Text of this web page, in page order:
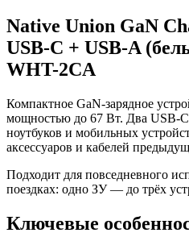
Native Union GaN
USB‑C + USB‑A
WHT-2CA
Компактное GaN‑зарядное
мощностью до 67 Вт. Два USB‑C
ноутбуков и мобильных
аксессуаров и кабелей
Подходит для повседневного
поездках: одно ЗУ — до трёх
Ключевые